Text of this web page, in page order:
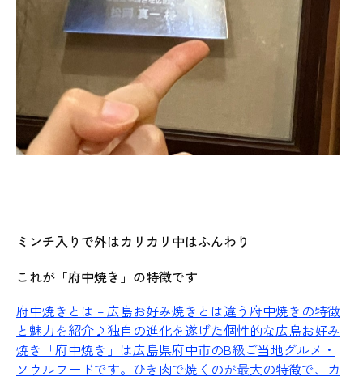
ミンチ入りで外はカリカリ中はふんわり
これが「府中焼き」の特徴です
府中焼きとは – 広島お好み焼きとは違う府中焼きの特徴
と魅力を紹介♪ 独自の進化を遂げた個性的な広島お好み
焼き「府中焼き」は広島県府中市のB級ご当地グルメ・
ソウルフードです。ひき肉で焼くのが最大の特徴で、カ